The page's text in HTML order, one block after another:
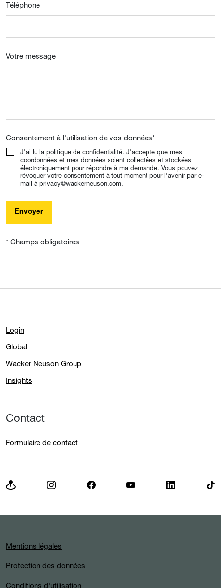
Téléphone
Votre message
Consentement à l'utilisation de vos données*
J'ai lu la politique de confidentialité. J'accepte que mes
coordonnées et mes données soient collectées et stockées
électroniquement pour répondre à ma demande. Vous pouvez
révoquer votre consentement à tout moment pour l'avenir par e-
mail à privacy@wackerneuson.com.
Envoyer
* Champs obligatoires
Login
Global
Wacker Neuson Group
Insights
Contact
Formulaire de contact
Mentions légales
Protection des données
Conditions d'utilisation